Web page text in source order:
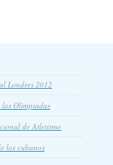
Londres 2012
Olimpiadas
de Atletismo
los cubanos